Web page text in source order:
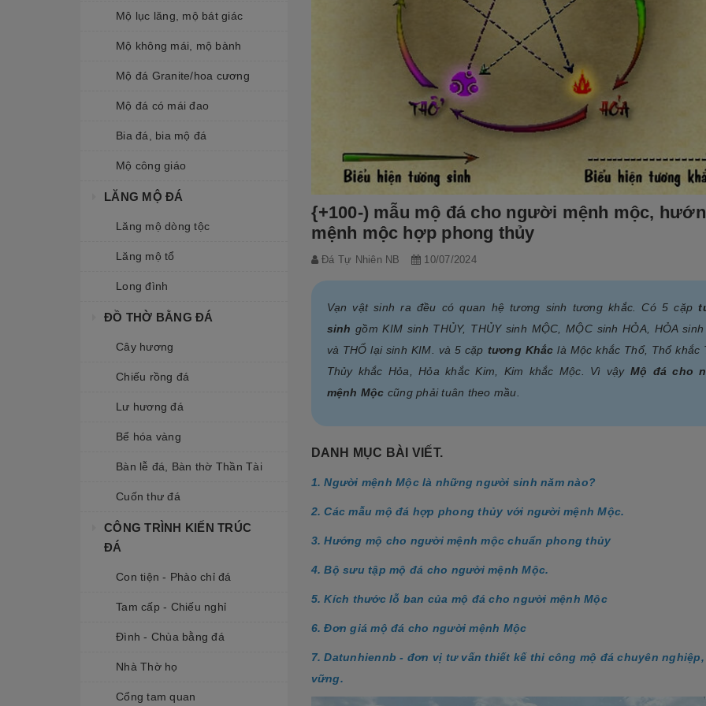
Mộ lục lăng, mộ bát giác
Mộ không mái, mộ bành
Mộ đá Granite/hoa cương
Mộ đá có mái đao
Bia đá, bia mộ đá
Mộ công giáo
LĂNG MỘ ĐÁ
Lăng mộ dòng tộc
Lăng mộ tổ
Long đình
ĐỒ THỜ BẰNG ĐÁ
Cây hương
Chiếu rồng đá
Lư hương đá
Bể hóa vàng
Bàn lễ đá, Bàn thờ Thần Tài
Cuốn thư đá
CÔNG TRÌNH KIẾN TRÚC
ĐÁ
Con tiện - Phào chỉ đá
Tam cấp - Chiếu nghỉ
Đình - Chùa bằng đá
Nhà Thờ họ
Cổng tam quan
{+100-) mẫu mộ đá cho người mệnh mộc,
mệnh mộc hợp phong thủy
Đá Tự Nhiên NB 10/07/2024
Vạn vật sinh ra đều có quan hệ tương sinh tương khắc. Có 5 cặp
sinh gồm KIM sinh THỦY, THỦY sinh MỘC, MỘC sinh HỎA, HỎA
và THỔ lại sinh KIM. và 5 cặp tương Khắc là Mộc khắc Thổ, Thổ khắc
Thủy khắc Hỏa, Hỏa khắc Kim, Kim khắc Mộc. Vì vậy Mộ đá cho
mệnh Mộc cũng phải tuân theo mầu.
DANH MỤC BÀI VIẾT.
1. Người mệnh Mộc là những người sinh năm nào?
2. Các mẫu mộ đá hợp phong thủy với người mệnh Mộc.
3. Hướng mộ cho người mệnh mộc chuẩn phong thủy
4. Bộ sưu tập mộ đá cho người mệnh Mộc.
5. Kích thước lỗ ban của mộ đá cho người mệnh Mộc
6. Đơn giá mộ đá cho người mệnh Mộc
7. Datunhiennb - đơn vị tư vấn thiết kế thi công mộ đá chuyên nghiệp,
vững.